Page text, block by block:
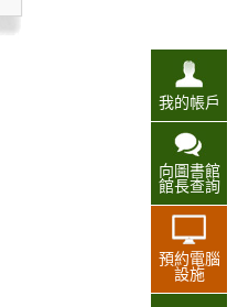
我的帳戶
向圖書館
館長查詢
預約電腦
設施